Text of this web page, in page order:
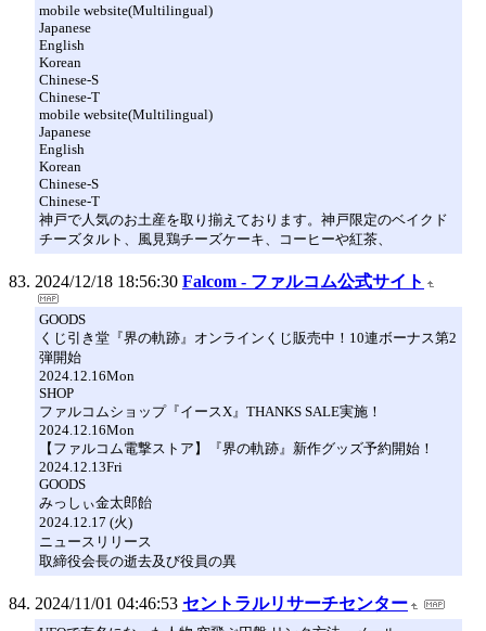
mobile website(Multilingual)
Japanese
English
Korean
Chinese-S
Chinese-T
mobile website(Multilingual)
Japanese
English
Korean
Chinese-S
Chinese-T
神戸で人気のお土産を取り揃えております。神戸限定のベイクド
チーズタルト、風見鶏チーズケーキ、コーヒーや紅茶、
2024/12/18 18:56:30 Falcom - ファルコム公式サイト
GOODS
くじ引き堂『界の軌跡』オンラインくじ販売中！10連ボーナス第2
弾開始
2024.12.16Mon
SHOP
ファルコムショップ『イースX』THANKS SALE実施！
2024.12.16Mon
【ファルコム電撃ストア】『界の軌跡』新作グッズ予約開始！
2024.12.13Fri
GOODS
みっしぃ金太郎飴
2024.12.17 (火)
ニュースリリース
取締役会長の逝去及び役員の異
2024/11/01 04:46:53 セントラルリサーチセンター